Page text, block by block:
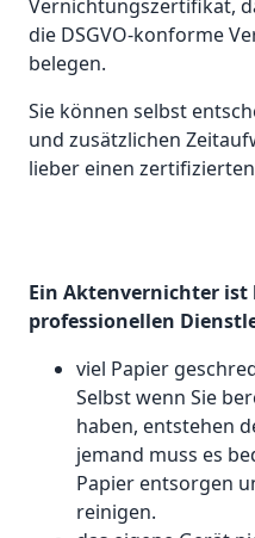
Vernichtungszertifikat,
die DSGVO-konforme
belegen.
Sie können selbst
und zusätzlichen
lieber einen
Ein Aktenvernichter ist
professionellen
viel Papier
Selbst wenn Sie
haben, entstehen
jemand muss es
Papier entsorgen
reinigen.